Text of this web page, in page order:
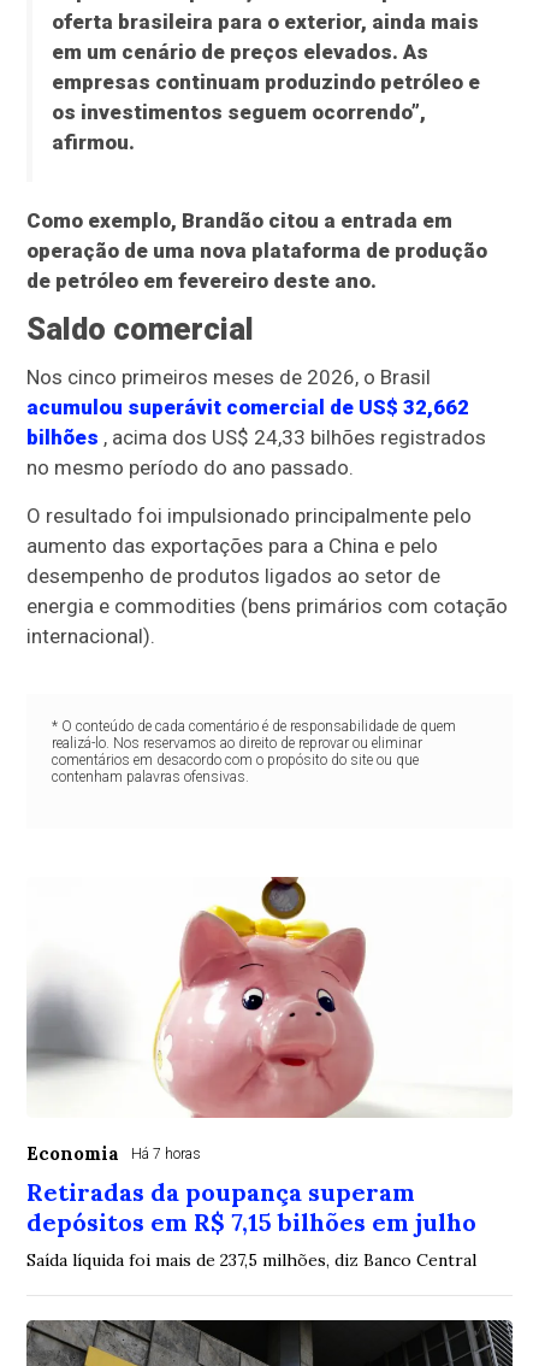
oferta brasileira para o exterior, ainda mais
em um cenário de preços elevados. As
empresas continuam produzindo petróleo e
os investimentos seguem ocorrendo”,
afirmou.
Como exemplo, Brandão citou a entrada em
operação de uma nova plataforma de produção
de petróleo em fevereiro deste ano.
Saldo comercial
Nos cinco primeiros meses de 2026, o Brasil
acumulou superávit comercial de US$ 32,662
bilhões , acima dos US$ 24,33 bilhões registrados
no mesmo período do ano passado.
O resultado foi impulsionado principalmente pelo
aumento das exportações para a China e pelo
desempenho de produtos ligados ao setor de
energia e commodities (bens primários com cotação
internacional).
* O conteúdo de cada comentário é de responsabilidade de quem
realizá-lo. Nos reservamos ao direito de reprovar ou eliminar
comentários em desacordo com o propósito do site ou que
contenham palavras ofensivas.
Economia Há 7 horas
Retiradas da poupança superam
depósitos em R$ 7,15 bilhões em julho
Saída líquida foi mais de 237,5 milhões, diz Banco Central